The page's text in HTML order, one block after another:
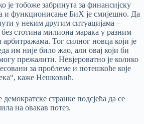
је тобоже забринута за финансијску
и функционисање БиХ је смијешно. Да
у неким другим ситуацијама –
стотина милиона марака у разним
Тог силног новца који је
им није било жао, али овај који би
прежалити. Невјероватно је колико
за проблеме и потешкоће које
каже Нешковић.
странке подсјећа да се
на овакав потез.